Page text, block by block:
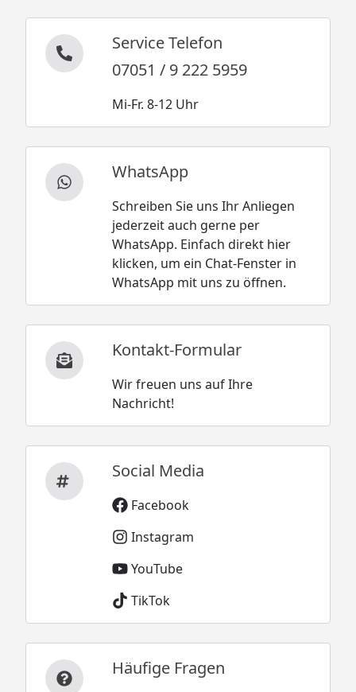
Service Telefon
07051 / 9 222 5959
Mi-Fr. 8-12 Uhr
WhatsApp
Schreiben Sie uns Ihr Anliegen
jederzeit auch gerne per
WhatsApp. Einfach direkt hier
klicken, um ein Chat-Fenster in
WhatsApp mit uns zu öffnen.
Kontakt-Formular
Wir freuen uns auf Ihre
Nachricht!
Social Media
Facebook
Instagram
YouTube
TikTok
Häufige Fragen